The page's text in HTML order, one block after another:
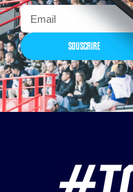
SOUSCRIRE